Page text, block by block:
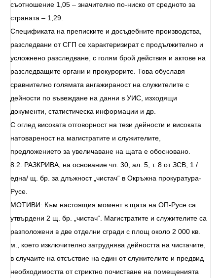
съотношение 1,05 – значително по-ниско от средното за
страната – 1,29.
Спецификата на преписките и досъдебните производства,
разследвани от СГП се характеризират с продължително и
усложнено разследване, с голям брой действия и актове на
разследващите органи и прокурорите. Това обуславя
сравнително голямата ангажираност на служителите с
дейности по въвеждане на данни в УИС, изходящи
документи, статистическа информации и др.
С оглед високата отговорност на тези дейности и високата
натовареност на магистратите и служителите,
предложението за увеличаване на щата е обосновано.
8.2. РАЗКРИВА, на основание чл. 30, ал. 5, т. 8 от ЗСВ, 1 /
една/ щ. бр. за длъжност „чистач“ в Окръжна прокуратура-
Русе.
МОТИВИ: Към настоящия момент в щата на ОП-Русе са
утвърдени 2 щ. бр. „чистач“. Магистратите и служителите са
разположени в две отделни сгради с площ около 2 000 кв.
м., което изключително затруднява дейността на чистачите,
в случаите на отсъствие на един от служителите и предвид
необходимостта от стриктно почистване на помещенията